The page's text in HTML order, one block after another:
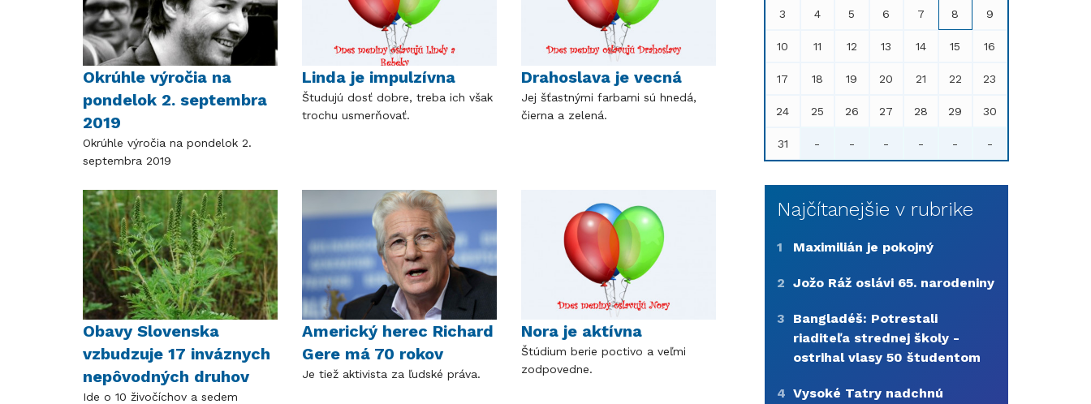
Okrúhle výročia na
pondelok 2. septembra
2019
Okrúhle výročia na pondelok 2.
septembra 2019
Linda je impulzívna
Študujú dosť dobre, treba ich však
trochu usmerňovať.
Drahoslava je vecná
Jej šťastnými farbami sú hnedá,
čierna a zelená.
Obavy Slovenska
vzbudzuje 17 inváznych
nepôvodných druhov
Ide o 10 živočíchov a sedem
Americký herec Richard
Gere má 70 rokov
Je tiež aktivista za ľudské práva.
Nora je aktívna
Štúdium berie poctivo a veľmi
zodpovedne.
3 4 5 6 7 8 9
10 11 12 13 14 15 16
17 18 19 20 21 22 23
24 25 26 27 28 29 30
31 - - - - - -
Najčítanejšie v rubrike
1 Maximilián je pokojný
2 Jožo Ráž oslávi 65. narodeniny
3
Bangladéš: Potrestali
riaditeľa strednej školy -
ostrihal vlasy 50 študentom
4 Vysoké Tatry nadchnú